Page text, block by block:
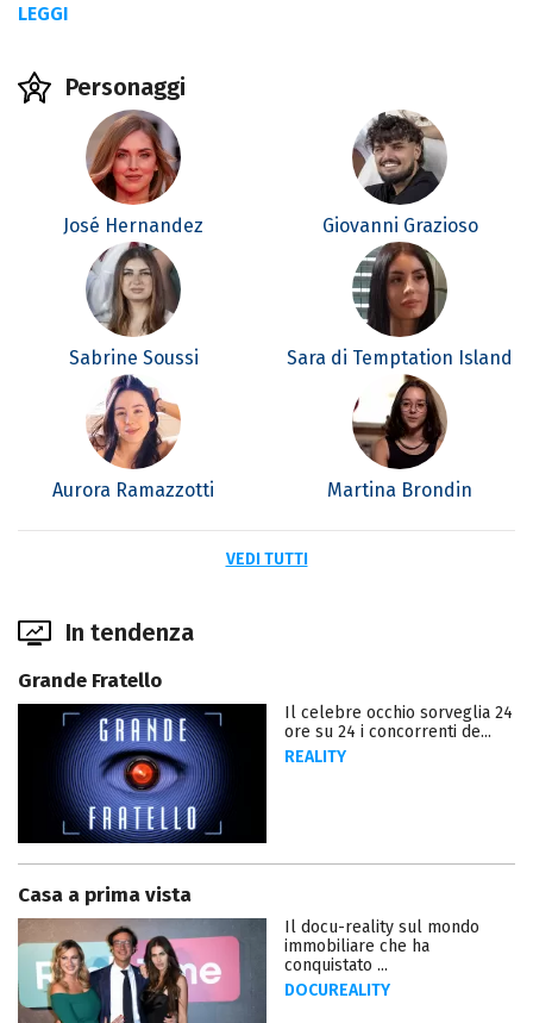
LEGGI
Personaggi
José Hernandez Giovanni Grazioso
Sabrine Soussi Sara di Temptation Island
Aurora Ramazzotti Martina Brondin
VEDI TUTTI
In tendenza
Grande Fratello
Il celebre occhio sorveglia 24
ore su 24 i concorrenti de...
REALITY
Casa a prima vista
Il docu-reality sul mondo
immobiliare che ha
conquistato ...
DOCUREALITY